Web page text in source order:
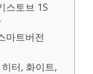
스토브 1S
마트버전
터, 화이트,